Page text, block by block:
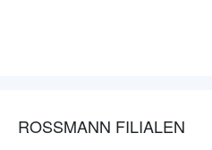
ROSSMANN FILIALEN